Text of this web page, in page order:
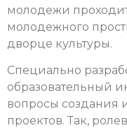
молодежи
молодежного
дворце культуры.
Специально
образовательный
вопросы создания
проектов. Так,